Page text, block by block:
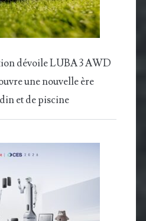
dévoile LUBA 3 AWD
une nouvelle ère
et de piscine